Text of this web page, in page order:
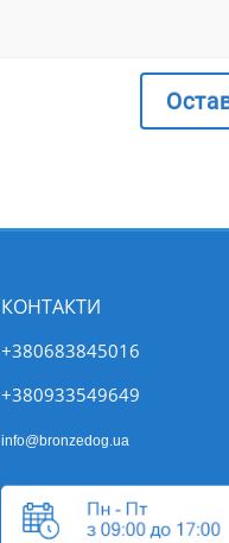
КОНТАКТИ
+380683845016
+380933549649
info@bronzedog.ua